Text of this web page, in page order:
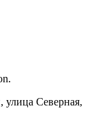
улица Северная,